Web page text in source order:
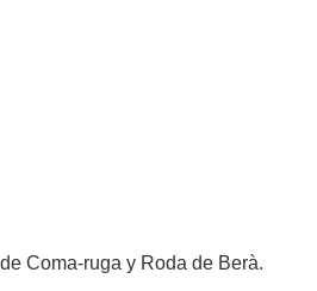
Coma-ruga y Roda de Berà.